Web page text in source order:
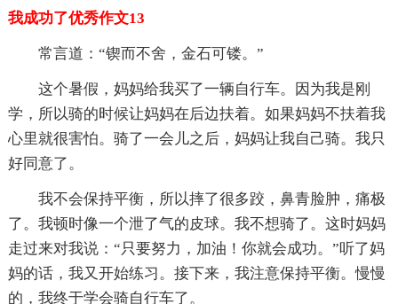
我成功了优秀作文13
常言道：“锲而不舍，金石可镂。”
这个暑假，妈妈给我买了一辆自行车。因为我是刚
学，所以骑的时候让妈妈在后边扶着。如果妈妈不扶着我
心里就很害怕。骑了一会儿之后，妈妈让我自己骑。我只
好同意了。
我不会保持平衡，所以摔了很多跤，鼻青脸肿，痛极
了。我顿时像一个泄了气的皮球。我不想骑了。这时妈妈
走过来对我说：“只要努力，加油！你就会成功。”听了妈
妈的话，我又开始练习。接下来，我注意保持平衡。慢慢
的，我终于学会骑自行车了。